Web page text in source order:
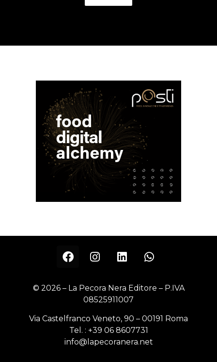
© 2026 – La Pecora Nera Editore – P.IVA
08525911007
Via Castelfranco Veneto, 90 – 00191 Roma
Tel. : +39 06 8607731
info@lapecoranera.net